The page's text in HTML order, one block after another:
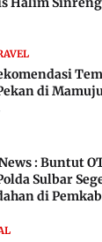
di
: Buntut
Sulbar
di